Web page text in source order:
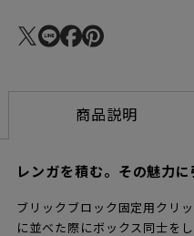
商品説明
レンガを積む。その魅力
ブリックブロック固定用クリ
に並べた際にボックス同士を